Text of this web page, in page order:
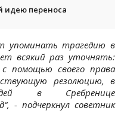
идею переноса
упоминать трагедию в
всякий раз уточнять:
с помощью своего права
резолюцию, в
в Сребренице
- подчеркнул советник